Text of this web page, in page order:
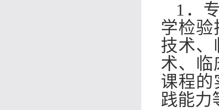
1．
学检
技术、
术、临
课程的
践能力